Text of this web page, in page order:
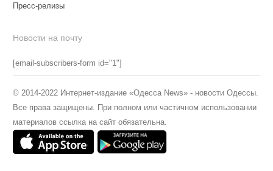
Пресс-релизы
Новости на почту
[email-subscribers-form id="1"]
© 2014-2022 Интернет-издание «Одесса News» - новости Одессы.
Все права защищены. При полном или частичном использовании
материалов ссылка на сайт обязательна.